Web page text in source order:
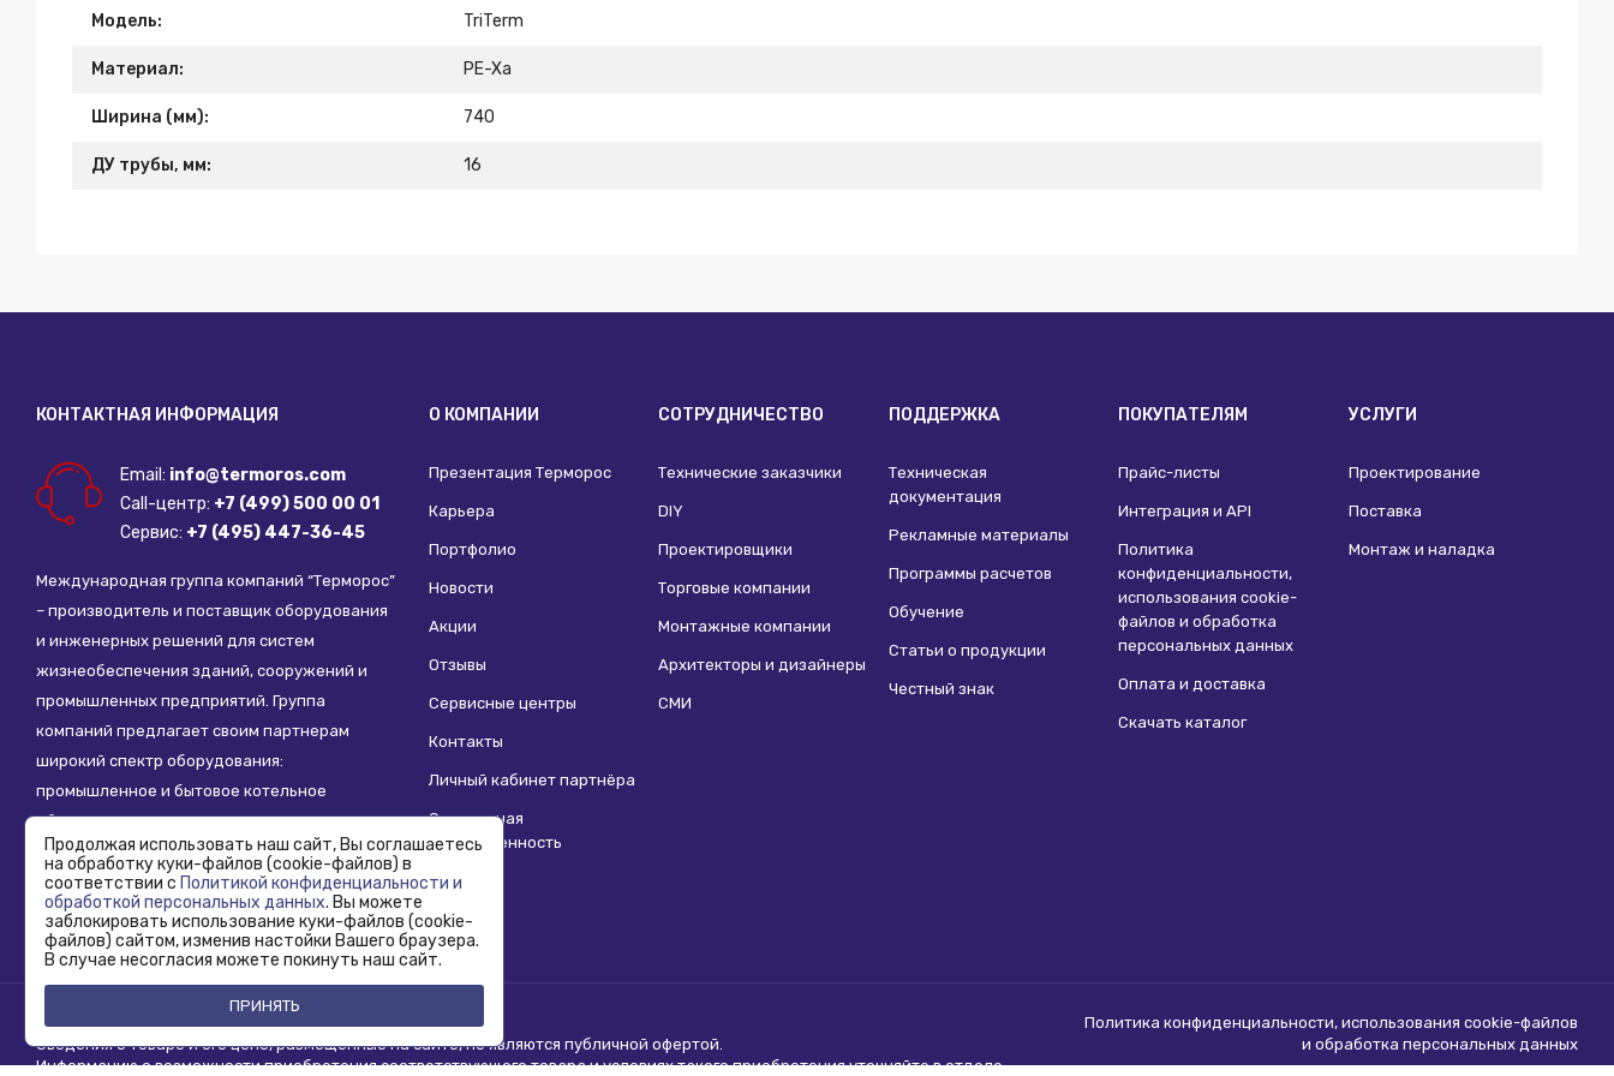
Модель: TriTerm
Материал: PE-Xa
Ширина (мм): 740
ДУ трубы, мм: 16
КОНТАКТНАЯ ИНФОРМАЦИЯ
Email: info@termoros.com
Call-центр: +7 (499) 500 00 01
Сервис: +7 (495) 447-36-45
Международная группа компаний “Терморос”
– производитель и поставщик оборудования
и инженерных решений для систем
жизнеобеспечения зданий, сооружений и
промышленных предприятий. Группа
компаний предлагает своим партнерам
широкий спектр оборудования:
промышленное и бытовое котельное
оборудование, системы отопления,
водоснабжения, водоподготовки и другие
инженерные системы.
О КОМПАНИИ
Презентация Терморос
Карьера
Портфолио
Новости
Акции
Отзывы
Сервисные центры
Контакты
Личный кабинет партнёра
Социальная
ответственность
СОТРУДНИЧЕСТВО
Технические заказчики
DIY
Проектировщики
Торговые компании
Монтажные компании
Архитекторы и дизайнеры
СМИ
ПОДДЕРЖКА
Техническая
документация
Рекламные материалы
Программы расчетов
Обучение
Статьи о продукции
Честный знак
ПОКУПАТЕЛЯМ
Прайс-листы
Интеграция и API
Политика
конфиденциальности,
использования сookie-
файлов и обработка
персональных данных
Оплата и доставка
Скачать каталог
УСЛУГИ
Проектирование
Поставка
Монтаж и наладка
Copyright © 1995 - 2026 Termoros. Все права защищены.
Сведения о товаре и его цене, размещенные на сайте, не являются публичной офертой.
Информацию о возможности приобретения соответствующего товара и условиях такого приобретения уточняйте в отделе
Политика конфиденциальности, использования сookie-файлов
и обработка персональных данных
Продолжая использовать наш сайт, Вы соглашаетесь
на обработку куки-файлов (cookie-файлов) в
соответствии с Политикой конфиденциальности и
обработкой персональных данных. Вы можете
заблокировать использование куки-файлов (cookie-
файлов) сайтом, изменив настойки Вашего браузера.
В случае несогласия можете покинуть наш сайт.
ПРИНЯТЬ